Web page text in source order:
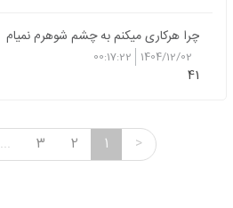
چرا هرکاری میکنم به چشم شوهرم نمیام
1404/12/02
00:17:22
41
>
1
2
3
...